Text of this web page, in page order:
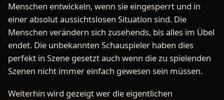
Menschen entwickeln, wenn sie eingesperrt und in
einer absolut aussichtslosen Situation sind. Die
Menschen verändern sich zusehends, bis alles im Übel
endet. Die unbekannten Schauspieler haben dies
perfekt in Szene gesetzt auch wenn die zu spielenden
Szenen nicht immer einfach gewesen sein müssen.
Weiterhin wird gezeigt wer die eigentlichen